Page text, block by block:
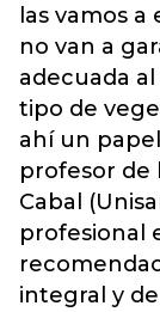
las vamos
no van a
adecuada
tipo de
ahí un
profesor de
Cabal
profesional
integral y